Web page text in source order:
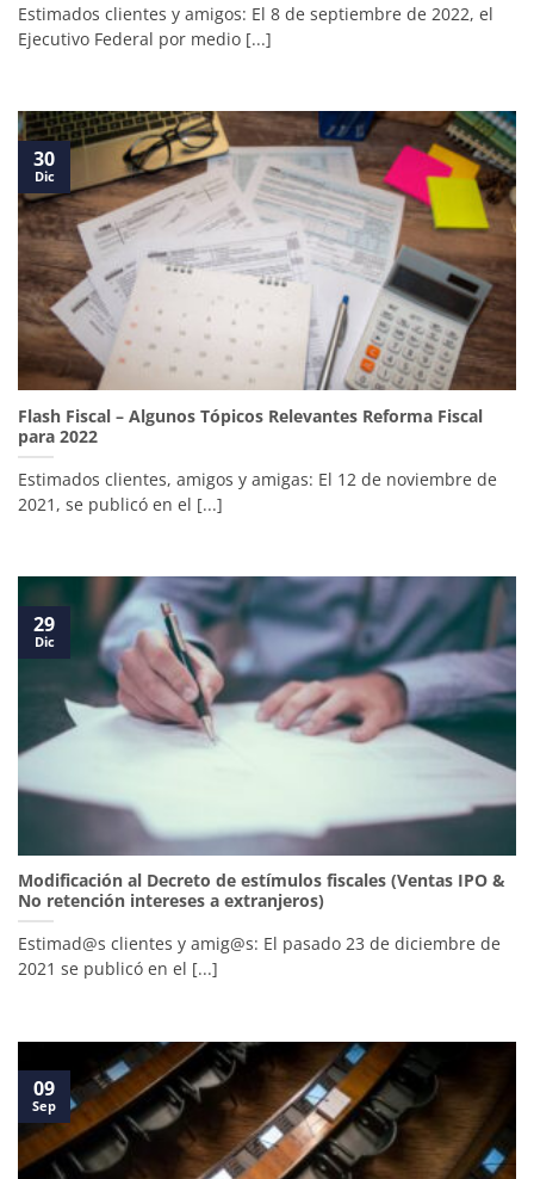
Estimados clientes y amigos: El 8 de septiembre de 2022, el
Ejecutivo Federal por medio [...]
Flash Fiscal – Algunos Tópicos Relevantes Reforma Fiscal
para 2022
Estimados clientes, amigos y amigas: El 12 de noviembre de
2021, se publicó en el [...]
30
Dic
Modificación al Decreto de estímulos fiscales (Ventas IPO &
No retención intereses a extranjeros)
Estimad@s clientes y amig@s: El pasado 23 de diciembre de
2021 se publicó en el [...]
29
Dic
09
Sep